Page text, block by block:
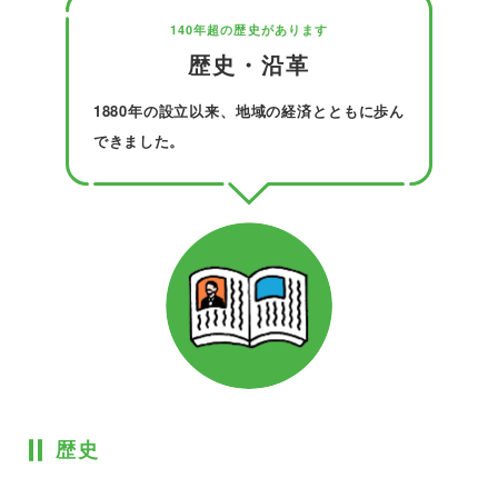
140年超の歴史があります
歴史・沿革
1880年の設立以来、地域の経済とともに歩ん
できました。
歴史